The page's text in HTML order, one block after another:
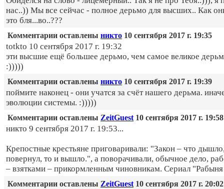
нас..)) Мы все сейчас - полное дерьмо для высших.. Как
это бля...во..???
Комментарии оставлены никто 10 сентября 2017 г. 19:35
totkto 10 сентября 2017 г. 19:32
эти высшие ещё большее дерьмо, чем самое великое
:)))))
Комментарии оставлены никто 10 сентября 2017 г. 19:39
поймите наконец - они учатся за счёт нашего дерьма.
эвoлюции системы. :)))))
Комментарии оставлены ZeitGuest 10 сентября 2017 г. 19:58
никто 9 сентября 2017 г. 19:53...
Крепостные крестьяне приговаривали: "Закон – что
повернул, то и вышло.", а поворачивали, обычное дело,
– взятками – прикормленным чиновникам. Сериал
Комментарии оставлены ZeitGuest 10 сентября 2017 г. 20:02